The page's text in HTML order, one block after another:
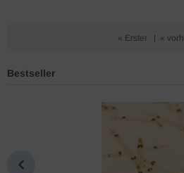
« Erster «
Bestseller